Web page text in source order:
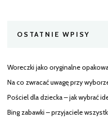
OSTATNIE WPISY
Woreczki jako oryginalne
Na co zwracać uwagę przy
Pościel dla dziecka – jak wybrać
Bing zabawki – przyjaciele